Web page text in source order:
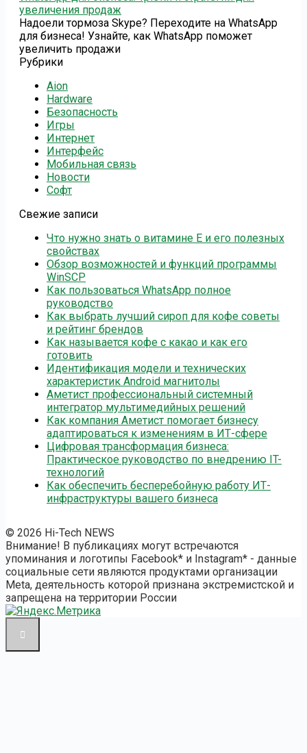
увеличения продаж
Надоели тормоза Skype? Переходите на WhatsApp
для бизнеса! Узнайте, как WhatsApp поможет
увеличить продажи
Рубрики
Aion
Hardware
Безопасность
Игры
Интернет
Интерфейс
Мобильная связь
Новости
Софт
Свежие записи
Что нужно знать о витамине Е и его полезных
свойствах
Обзор возможностей и функций программы
WinSCP
Как пользоваться WhatsApp полное
руководство
Как выбрать лучший сироп для кофе советы
и рейтинг брендов
Как называется кофе с какао и как его
готовить
Идентификация модели и технических
характеристик Android магнитолы
Аметист профессиональный системный
интегратор мультимедийных решений
Как компания Аметист помогает бизнесу
адаптироваться к изменениям в ИТ-сфере
Цифровая трансформация бизнеса:
Практическое руководство по внедрению IT-
технологий
Как обеспечить бесперебойную работу ИТ-
инфраструктуры вашего бизнеса
© 2026 Hi-Tech NEWS
Внимание! В публикациях могут встречаются
упоминания и логотипы Facebook* и Instagram* - данные
социальные сети являются продуктами организации
Meta, деятельность которой признана экстремистской и
запрещена на территории России